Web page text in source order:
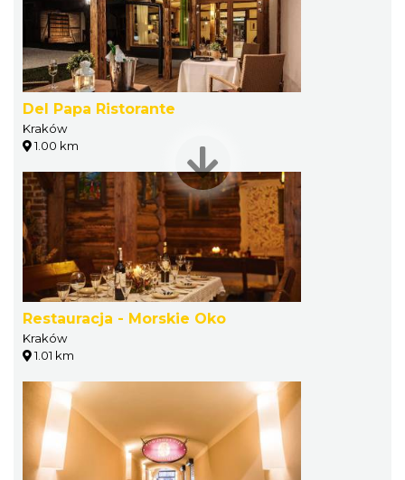
Del Papa Ristorante
Kraków
1.00 km
Restauracja - Morskie Oko
Kraków
1.01 km